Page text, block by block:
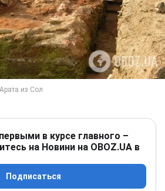
в курсе главного –
на Новини на OBOZ.UA в
Подписаться